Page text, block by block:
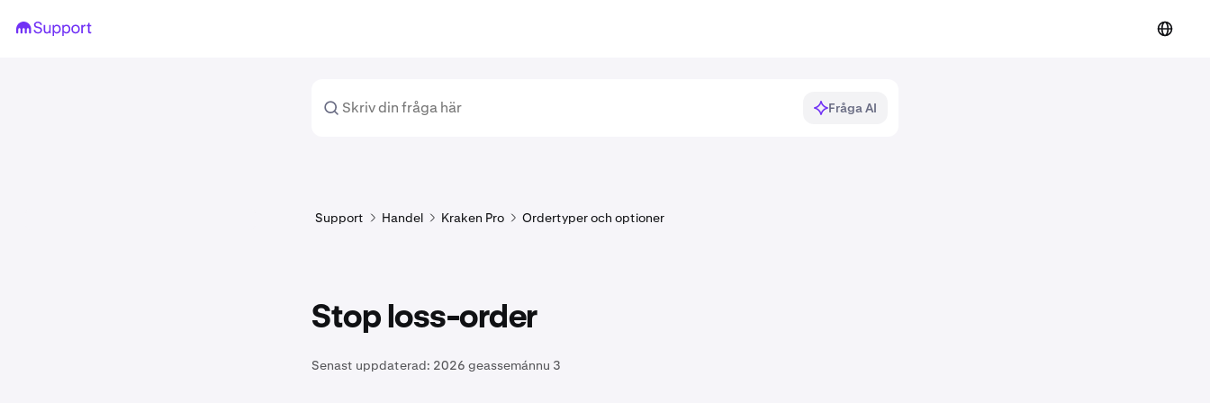
Fråga AI
Support Handel Kraken Pro Ordertyper och optioner
Stop loss-order
Senast uppdaterad: 2026 geassemánnu 3